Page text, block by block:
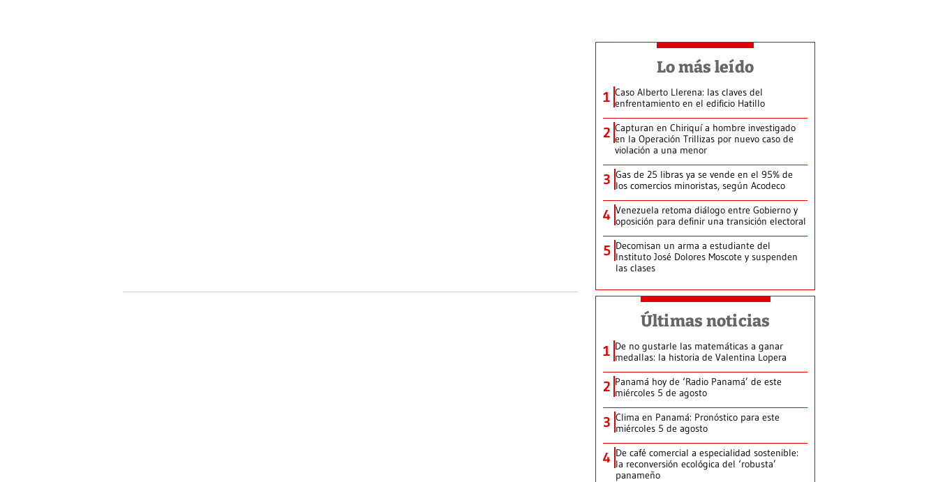
Lo más leído
1 Caso Alberto Llerena: las claves del
enfrentamiento en el edificio Hatillo
2 Capturan en Chiriquí a hombre investigado
en la Operación Trillizas por nuevo caso de
violación a una menor
3 Gas de 25 libras ya se vende en el 95% de
los comercios minoristas, según Acodeco
4 Venezuela retoma diálogo entre Gobierno y
oposición para definir una transición electoral
5 Decomisan un arma a estudiante del
Instituto José Dolores Moscote y suspenden
las clases
Últimas noticias
1 De no gustarle las matemáticas a ganar
medallas: la historia de Valentina Lopera
2 Panamá hoy de ‘Radio Panamá’ de este
miércoles 5 de agosto
3 Clima en Panamá: Pronóstico para este
miércoles 5 de agosto
4 De café comercial a especialidad sostenible:
la reconversión ecológica del ‘robusta’
panameño